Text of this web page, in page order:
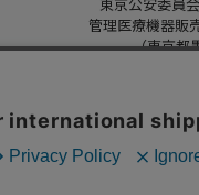
管理医療機器販
（東京都
Copyright 2022